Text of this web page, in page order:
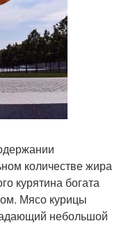
количестве жира
курятина богата
Мясо курицы
небольшой